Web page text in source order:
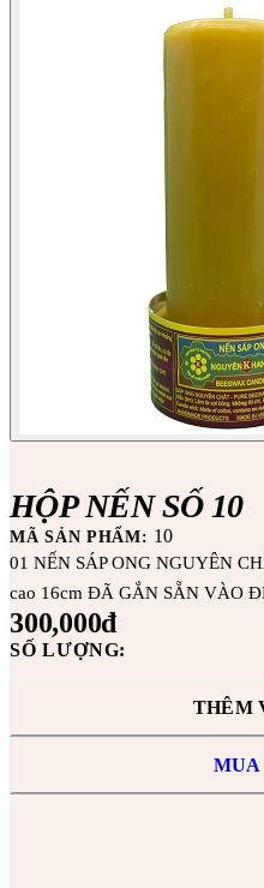
HỘP NẾN SỐ 10
MÃ SẢN PHẨM: 10
01 NẾN SÁP ONG NGUYÊN
cao 16cm ĐÃ GẮN SẴN VÀO
300,000đ
SỐ LƯỢNG:
THÊM
MUA